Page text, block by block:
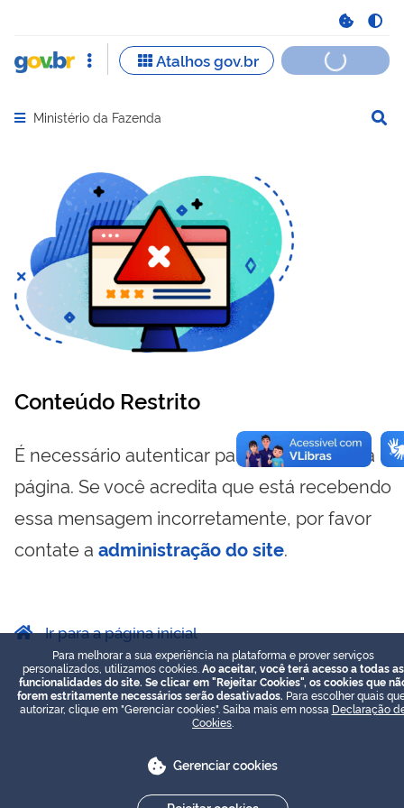
Abrir menu principal de navegação
Ministério da Fazenda
Conteúdo Restrito
É necessário autenticar para visualizar essa
página. Se você acredita que está recebendo
essa mensagem incorretamente, por favor
contate a administração do site.
Ir para a página inicial
Para melhorar a sua experiência na plataforma e prover serviços
personalizados, utilizamos cookies. Ao aceitar, você terá acesso a todas as
funcionalidades do site. Se clicar em "Rejeitar Cookies", os cookies que
forem estritamente necessários serão desativados. Para escolher quais
autorizar, clique em "Gerenciar cookies". Saiba mais em nossa Declaração
Cookies
Gerenciar cookies